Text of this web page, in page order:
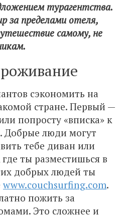
турагентства.
за пределами отеля,
самому, не
сэкономить на
стране. Первый —
попросту «вписка» к
Добрые люди могут
тебе диван или
ты разместишься в
добрых людей ты
www.couchsurfing.com.
пожить за
Это сложнее и